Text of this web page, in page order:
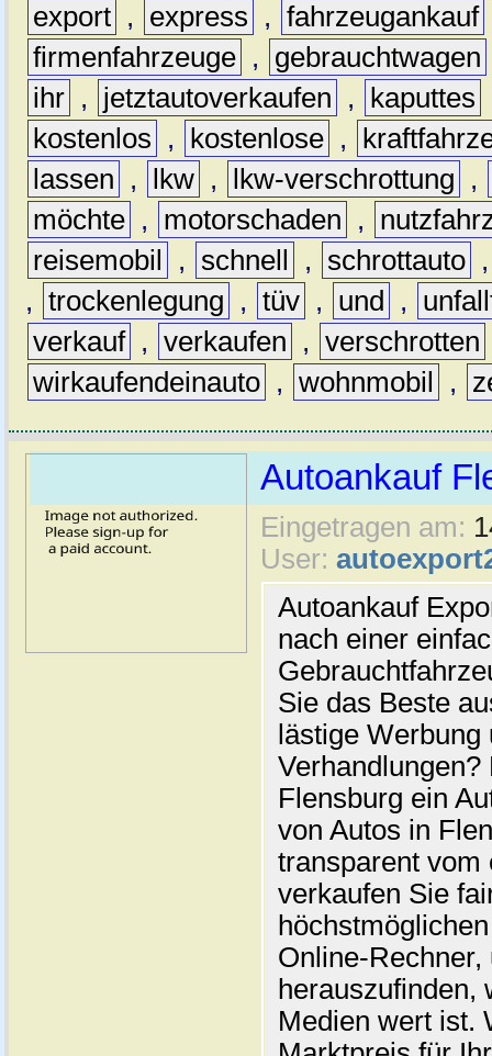
export , express , fahrzeugankauf
firmenfahrzeuge , gebrauchtwagen
ihr , jetztautoverkaufen , kaputtes
kostenlos
, kostenlose ,
lassen
, lkw , lkw-verschrottung
,
möchte , motorschaden ,
reisemobil
, schnell , schrottauto
, trockenlegung , tüv , und ,
verkauf , verkaufen , verschrotten
wirkaufendeinauto , wohnmobil ,
Autoankauf
Eingetragen am:
User:
Autoankauf
nach einer
Sie das Beste
lästige
Flensburg ein
von Autos in
transparent vom
verkaufen Sie
Online-
herauszufinden,
Medien wert ist.